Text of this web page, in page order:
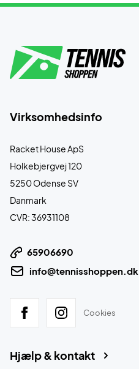
Virksomhedsinfo
Racket House ApS
Holkebjergvej 120
5250 Odense SV
Danmark
CVR: 36931108
65906690
info@tennisshoppen.dk
Cookies
Hjælp & kontakt